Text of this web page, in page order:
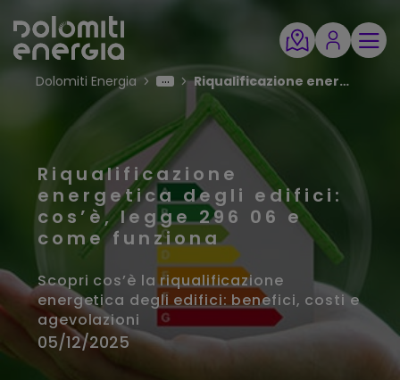
Dolomiti Energia Riqualificazione energetica: tutto quello che c’è da sapere
Riqualificazione
energetica degli edifici:
cos’è, legge 296 06 e
come funziona
Scopri cos’è la riqualificazione
energetica degli edifici: benefici, costi e
agevolazioni
05/12/2025